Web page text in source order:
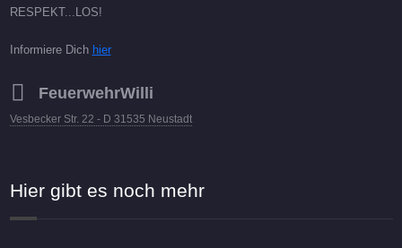
RESPEKT...LOS!
Informiere Dich hier
FeuerwehrWilli
Vesbecker Str. 22 - D 31535 Neustadt
Hier gibt es noch mehr